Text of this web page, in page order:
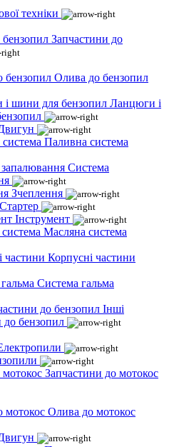
техніки
Запчастини до
Олива до бензопил
Ланцюги і
Паливна система
Система
Зчеплення
Стартер
Інструмент
Масляна система
Корпусні частини
Система гальма
Інші
до бензопил
Запчастини до мотокос
Олива до мотокос